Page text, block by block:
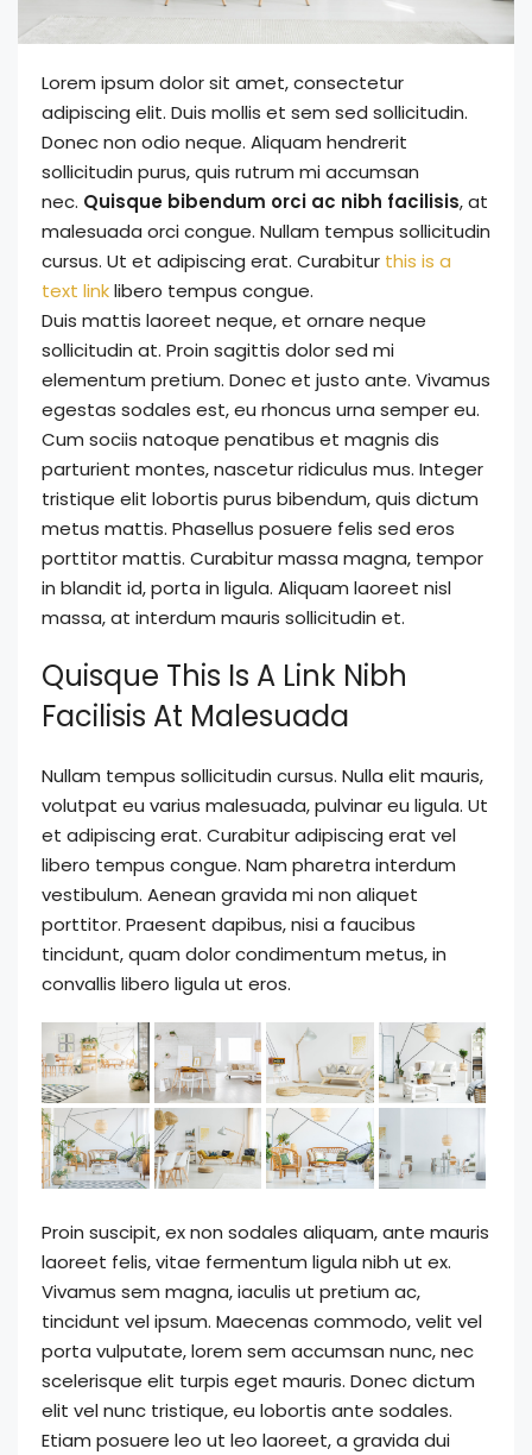
Lorem ipsum dolor sit amet, consectetur
adipiscing elit. Duis mollis et sem sed sollicitudin.
Donec non odio neque. Aliquam hendrerit
sollicitudin purus, quis rutrum mi accumsan
nec. Quisque bibendum orci ac nibh facilisis, at
malesuada orci congue. Nullam tempus sollicitudin
cursus. Ut et adipiscing erat. Curabitur this is a
text linklibero tempus congue.
Duis mattis laoreet neque, et ornare neque
sollicitudin at. Proin sagittis dolor sed mi
elementum pretium. Donec et justo ante. Vivamus
egestas sodales est, eu rhoncus urna semper eu.
Cum sociis natoque penatibus et magnis dis
parturient montes, nascetur ridiculus mus. Integer
tristique elit lobortis purus bibendum, quis dictum
metus mattis. Phasellus posuere felis sed eros
porttitor mattis. Curabitur massa magna, tempor
in blandit id, porta in ligula. Aliquam laoreet nisl
massa, at interdum mauris sollicitudin et.
Quisque This Is A Link Nibh
Facilisis At Malesuada
Nullam tempus sollicitudin cursus. Nulla elit mauris,
volutpat eu varius malesuada, pulvinar eu ligula. Ut
et adipiscing erat. Curabitur adipiscing erat vel
libero tempus congue. Nam pharetra interdum
vestibulum. Aenean gravida mi non aliquet
porttitor. Praesent dapibus, nisi a faucibus
tincidunt, quam dolor condimentum metus, in
convallis libero ligula ut eros.
Proin suscipit, ex non sodales aliquam, ante mauris
laoreet felis, vitae fermentum ligula nibh ut ex.
Vivamus sem magna, iaculis ut pretium ac,
tincidunt vel ipsum. Maecenas commodo, velit vel
porta vulputate, lorem sem accumsan nunc, nec
scelerisque elit turpis eget mauris. Donec dictum
elit vel nunc tristique, eu lobortis ante sodales.
Etiam posuere leo ut leo laoreet, a gravida dui